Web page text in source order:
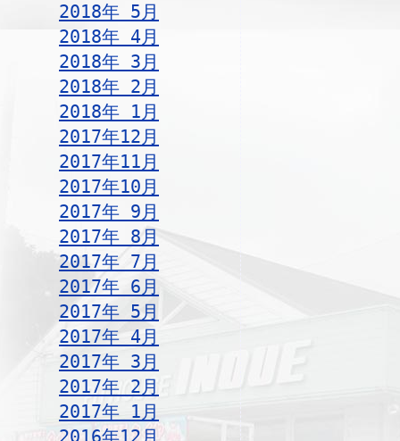
2018年 5月
2018年 4月
2018年 3月
2018年 2月
2018年 1月
2017年12月
2017年11月
2017年10月
2017年 9月
2017年 8月
2017年 7月
2017年 6月
2017年 5月
2017年 4月
2017年 3月
2017年 2月
2017年 1月
2016年12月